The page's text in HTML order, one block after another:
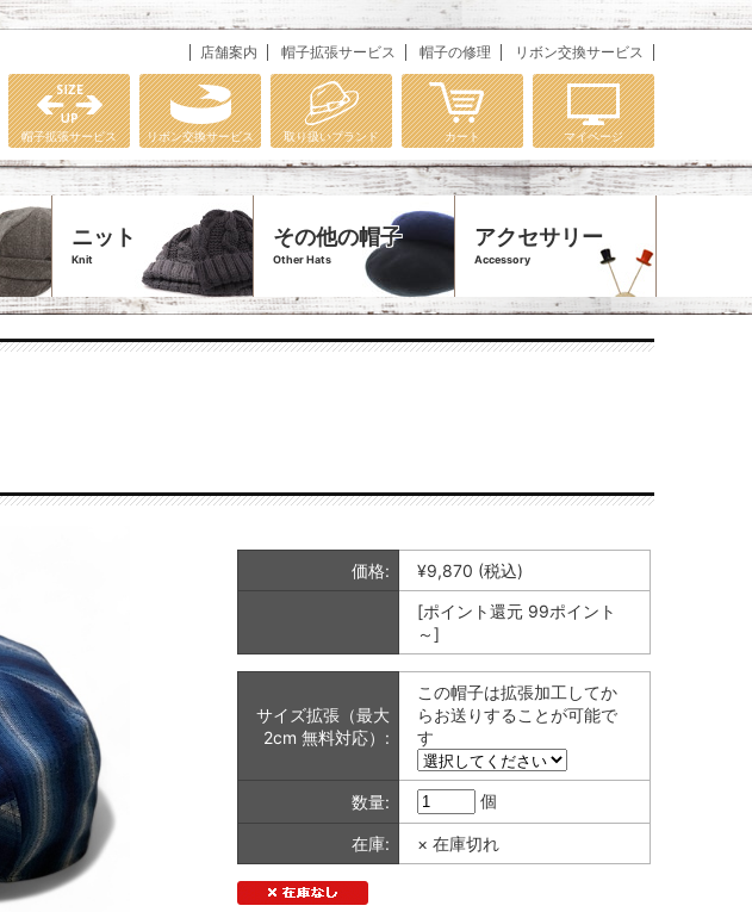
店舗案内 帽子拡張サービス 帽子の修理 リボン交換サービス
帽子拡張サービス リボン交換サービス 取り扱いブランド カート マイページ
ニット
Knit
その他の帽子
Other Hats
アクセサリー
Accessory
価格: ¥9,870 (税込)
[ポイント還元 99ポイント
～]
サイズ拡張（最大
2cm 無料対応）:
この帽子は拡張加工してか
らお送りすることが可能で
す
数量: 個
在庫: × 在庫切れ